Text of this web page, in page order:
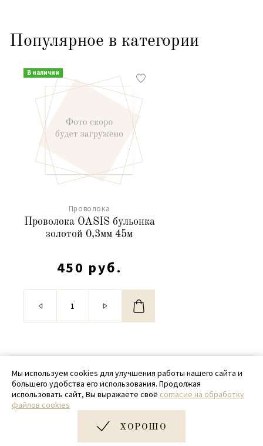
Популярное в категории
В наличии
Проволока
Проволока OASIS бульонка
золотой 0,3мм 45м
450 руб.
© 2020 - 2026 SamPack
+ 7 (918) 699-97-87
zakaz@sampack.store
Мы используем cookies для улучшения работы нашего сайта и
большего удобства его использования. Продолжая
использовать сайт, Вы выражаете своё согласие на обработку
файлов cookies
ХОРОШО